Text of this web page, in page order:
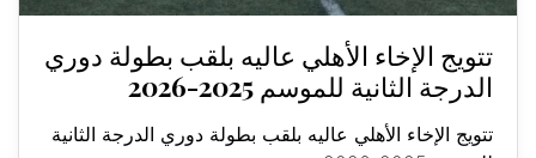
تتويج الإخاء الأهلي عاليه بلقب بطولة دوري
الدرجة الثانية للموسم 2025-2026
تتويج الإخاء الأهلي عاليه بلقب بطولة دوري الدرجة الثانية